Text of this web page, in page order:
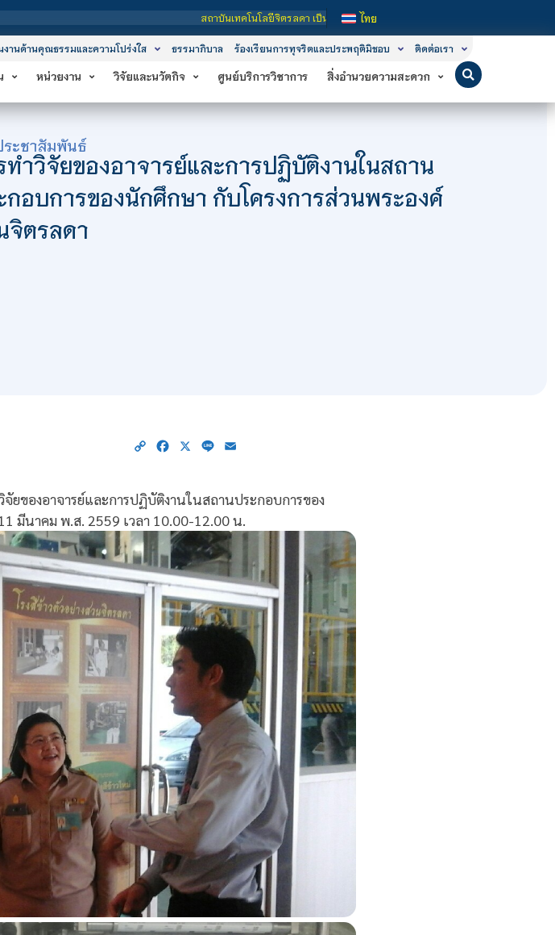
สถาบันเทคโนโลยีจิตรลดา เป็นสถาบันอุดมศึกษาในกำกับของรัฐ เปิดหลักสูตรการเรียนการสอน 3 ระดับ คือ ระดับประกาศนียบั
ไทย
งานด้านคุณธรรมและความโปร่งใส ธรรมาภิบาล ร้องเรียนการทุจริตและประพฤติมิชอบ ติดต่อเรา
หน่วยงาน วิจัยและนวัตกิจ ศูนย์บริการวิชาการ สิ่งอำนวยความสะดวก
ระชาสัมพันธ์
ทำวิจัยของอาจารย์และการปฏิบัติงานในสถาน
กอบการของนักศึกษา กับโครงการส่วนพระองค์
จิตรลดา
Copy Facebook
X Line
ยของอาจารย์และการปฏิบัติงานในสถานประกอบการของ
มีนาคม พ.ส. 2559 เวลา 10.00-12.00 น.